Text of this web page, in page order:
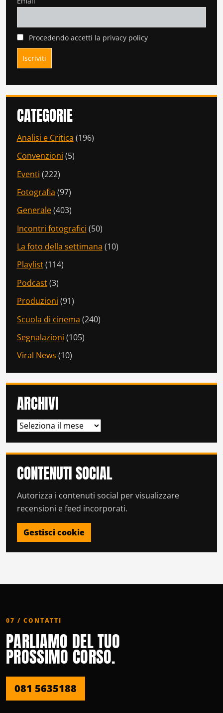
Procedendo accetti la privacy policy
CATEGORIE
Analisi e Critica (196)
Convenzioni (5)
Eventi (222)
Fotografia (97)
Generale(403)
Incontri fotografici (50)
La foto della settimana (10)
Playlist(114)
Podcast(3)
Produzioni (91)
Scuola di cinema (240)
Segnalazioni (105)
Viral News (10)
ARCHIVI
ARCHIVI
CONTENUTI SOCIAL
Autorizza i contenuti social per visualizzare
recensioni e feed incorporati.
Gestisci cookie
07 / CONTATTI
PARLIAMO DEL TUO
PROSSIMO CORSO.
081 5635188